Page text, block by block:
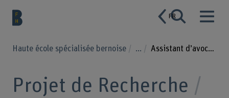
FR
Haute école spécialisée bernoise ... Assistant d’avocat virtuel
Projet de Recherche